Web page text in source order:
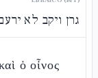
גרן ויקב לא
ὁ οἶνος